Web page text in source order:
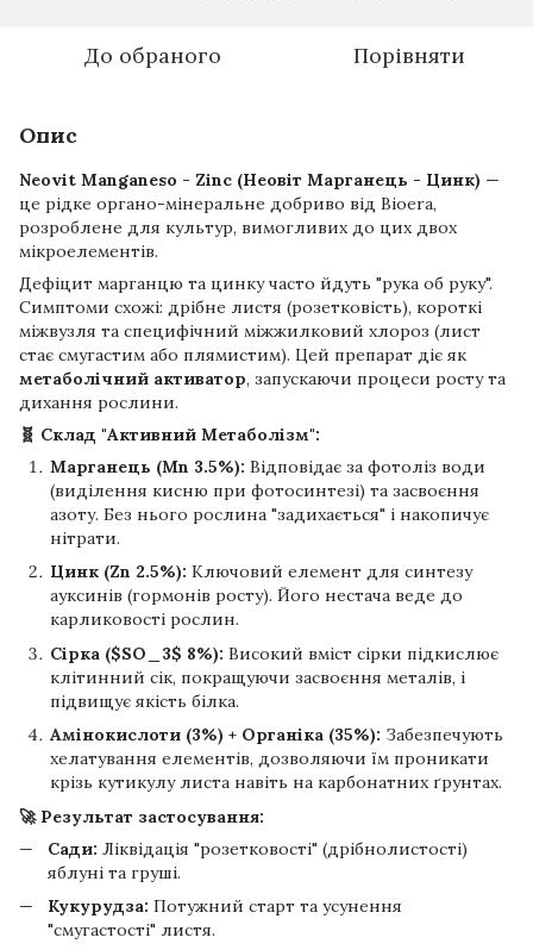
До обраного Порівняти
Опис
Neovit Manganeso - Zinc (Неовіт Марганець - Цинк) —
це рідке органо-мінеральне добриво від Bioera,
розроблене для культур, вимогливих до цих двох
мікроелементів.
Дефіцит марганцю та цинку часто йдуть "рука об руку".
Симптоми схожі: дрібне листя (розетковість), короткі
міжвузля та специфічний міжжилковий хлороз (лист
стає смугастим або плямистим). Цей препарат діє як
метаболічний активатор, запускаючи процеси росту та
дихання рослини.
🧬 Склад "Активний Метаболізм":
Марганець (Mn 3.5%): Відповідає за фотоліз води
(виділення кисню при фотосинтезі) та засвоєння
азоту. Без нього рослина "задихається" і накопичує
нітрати.
Цинк (Zn 2.5%): Ключовий елемент для синтезу
ауксинів (гормонів росту). Його нестача веде до
карликовості рослин.
Сірка ($SO_3$ 8%): Високий вміст сірки підкислює
клітинний сік, покращуючи засвоєння металів, і
підвищує якість білка.
Амінокислоти (3%) + Органіка (35%): Забезпечують
хелатування елементів, дозволяючи їм проникати
крізь кутикулу листа навіть на карбонатних ґрунтах.
🚀 Результат застосування:
Сади: Ліквідація "розетковості" (дрібнолистості)
яблуні та груші.
Кукурудза: Потужний старт та усунення
"смугастості" листя.